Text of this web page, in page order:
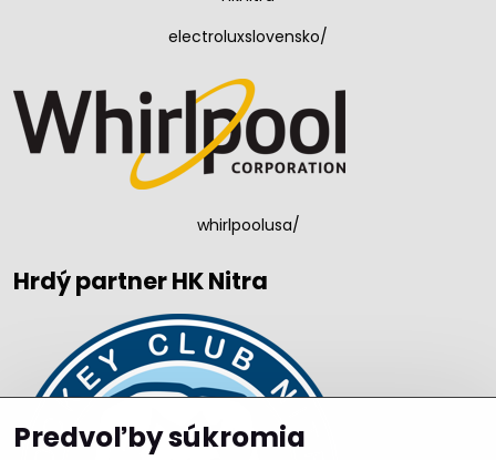
electroluxslovensko/
whirlpoolusa/
Hrdý partner HK Nitra
Predvoľby súkromia